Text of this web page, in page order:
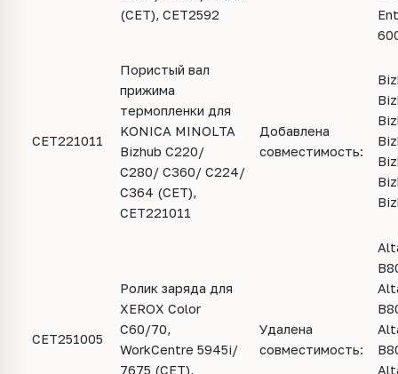
(CET), CET2592
CET221011
Пористый вал
прижима
термопленки для
KONICA MINOLTA
Bizhub C220/
C280/ C360/ C224/
C364 (CET),
CET221011
Добавлена
совместимость:
CET251005
Ролик заряда для
XEROX Color
C60/70,
WorkCentre 5945i/
7675 (CET),
Удалена
совместимость: